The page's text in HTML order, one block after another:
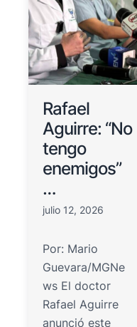
Rafael
Aguirre: “No
tengo
enemigos”
…
julio 12, 2026
Por: Mario
Guevara/MGNe
ws El doctor
Rafael Aguirre
anunció este